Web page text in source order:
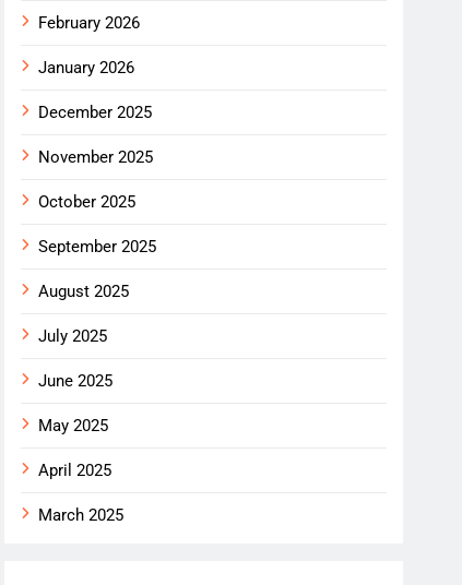
February 2026
January 2026
December 2025
November 2025
October 2025
September 2025
August 2025
July 2025
June 2025
May 2025
April 2025
March 2025